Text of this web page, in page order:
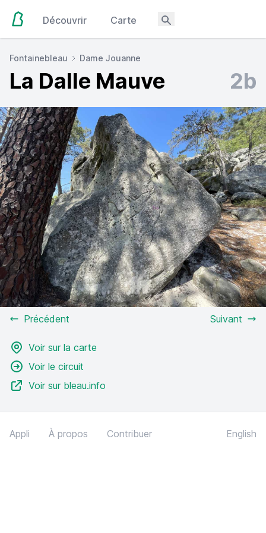
Découvrir Carte
Fontainebleau Dame Jouanne
La Dalle Mauve 2b
Précédent Suivant
Voir sur la carte
Voir le circuit
Voir sur bleau.info
Appli À propos Contribuer English